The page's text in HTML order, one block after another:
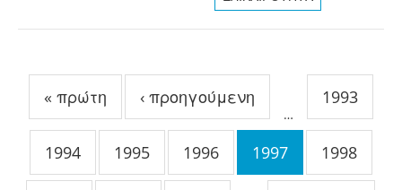
« πρώτη ‹ προηγούμενη
…
1993
1994 1995 1996 1997 1998